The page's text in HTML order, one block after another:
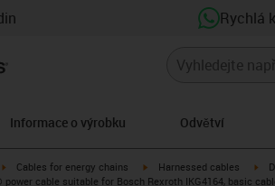
Rychlá
Informace o výrobku Odvětví
right
igus-icon-arrow-right
Cables for energy chains igus-icon-arrow-right
Harnessed cables
power cable suitable for Bosch Rexroth IKG4164, basic